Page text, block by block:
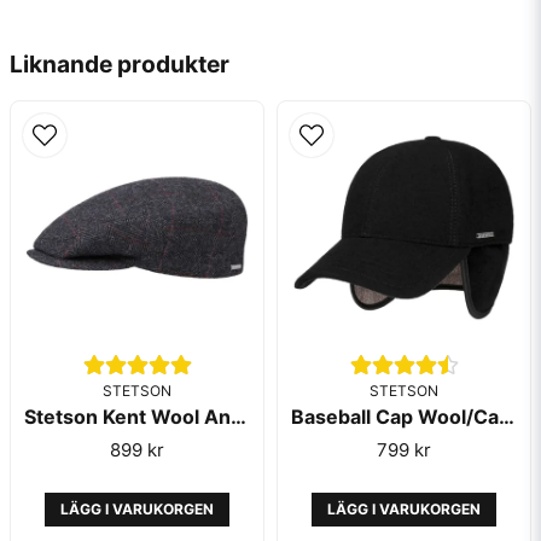
däremot inte, så kepsen ser ut som en vanlig
den här varianten som kan passa dig, finns i flera färger:
https://kepsmagasinet.se/sv/products/stetson-
baseballkeps-i-100percent-ull-or-herringbone-
monster/7226
Hoppas detta hjälper dig att hitta rätt keps!
Jag menade kan man sprätta upp stygnen och ta av
öronskydden på något sätt?
Butiken svarade
Hej Eliyo,
Liknande produkter
STETSON
Stetson Kent Wool Anthra Black
899 kr
LÄGG I VARUKORGEN
STETSON
Baseball Cap Wool/Cashmere Ear Flap Black Stetson
799 kr
LÄGG I VARUKORGEN